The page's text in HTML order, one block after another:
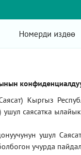
Номерди издөө
Кыргыз
саясатка
ушул
учурда